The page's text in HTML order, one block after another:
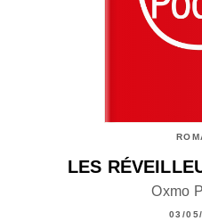
LES
Oxmo
03/